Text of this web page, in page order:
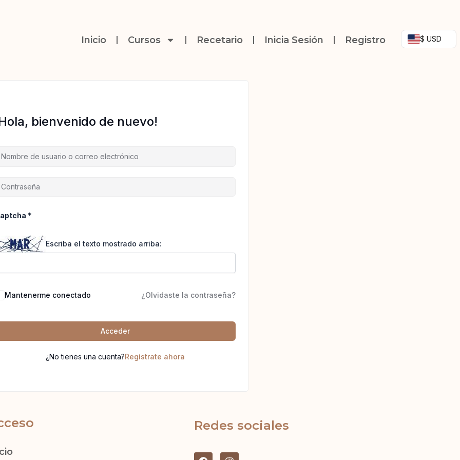
Inicio Cursos Recetario Inicia Sesión Registro $ USD
bienvenido de nuevo!
*
Escriba el texto mostrado arriba:
Mantenerme conectado ¿Olvidaste la contraseña?
Acceder
¿No tienes una cuenta?Regístrate ahora
Redes sociales
F I